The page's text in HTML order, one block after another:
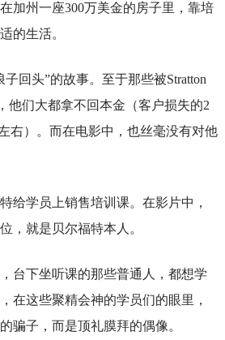
加州一座300万美金的房子里，靠培
的生活。
回头”的故事。至于那些被Stratton
他们大都拿不回本金（客户损失的2
右）。而在电影中，也丝毫没有对他
给学员上销售培训课。在影片中，
，就是贝尔福特本人。
台下坐听课的那些普通人，都想学
在这些聚精会神的学员们的眼里，
骗子，而是顶礼膜拜的偶像。